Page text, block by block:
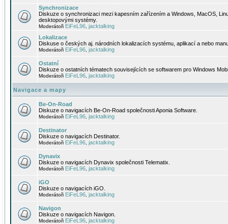
Synchronizace
Diskuze o synchronizaci mezi kapesním zařízením a Windows, MacOS,
desktopovými systémy.
Moderátoři EiFeL96 jacktalking
Lokalizace
Diskuse o českých aj. národních lokalizacích systému, aplikací a nebo
Moderátoři EiFeL96 jacktalking
Ostatní
Diskuze o ostatních tématech souvisejících se softwarem pro Windows
Moderátoři EiFeL96 jacktalking
Navigace a mapy
Be-On-Road
Diskuze o navigacích Be-On-Road společnosti Aponia Software.
Moderátoři EiFeL96 jacktalking
Destinator
Diskuze o navigacích Destinator.
Moderátoři EiFeL96 jacktalking
Dynavix
Diskuze o navigacích Dynavix společnosti Telematix.
Moderátoři EiFeL96 jacktalking
iGO
Diskuze o navigacích iGO.
Moderátoři EiFeL96 jacktalking
Navigon
Diskuze o navigacích Navigon.
Moderátoři EiFeL96 jacktalking